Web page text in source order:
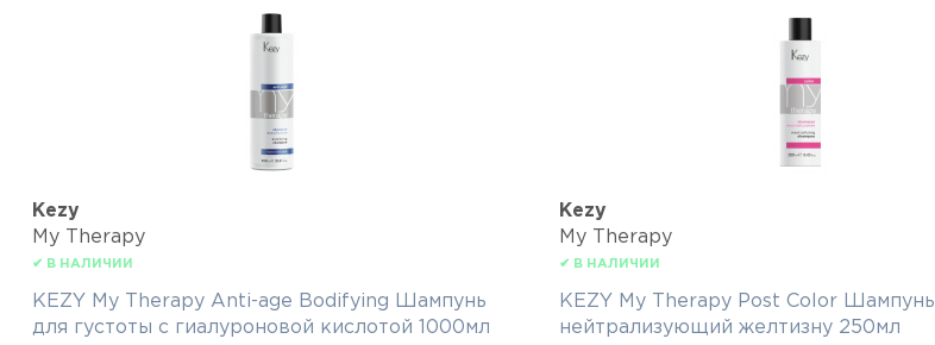
Kezy
My Therapy
✔ В НАЛИЧИИ
KEZY My Therapy Anti-age Bodifying Шампунь
для густоты с гиалуроновой кислотой 1000мл
Kezy
My Therapy
✔ В НАЛИЧИИ
KEZY My Therapy Post Color Шампунь
нейтрализующий желтизну 250мл